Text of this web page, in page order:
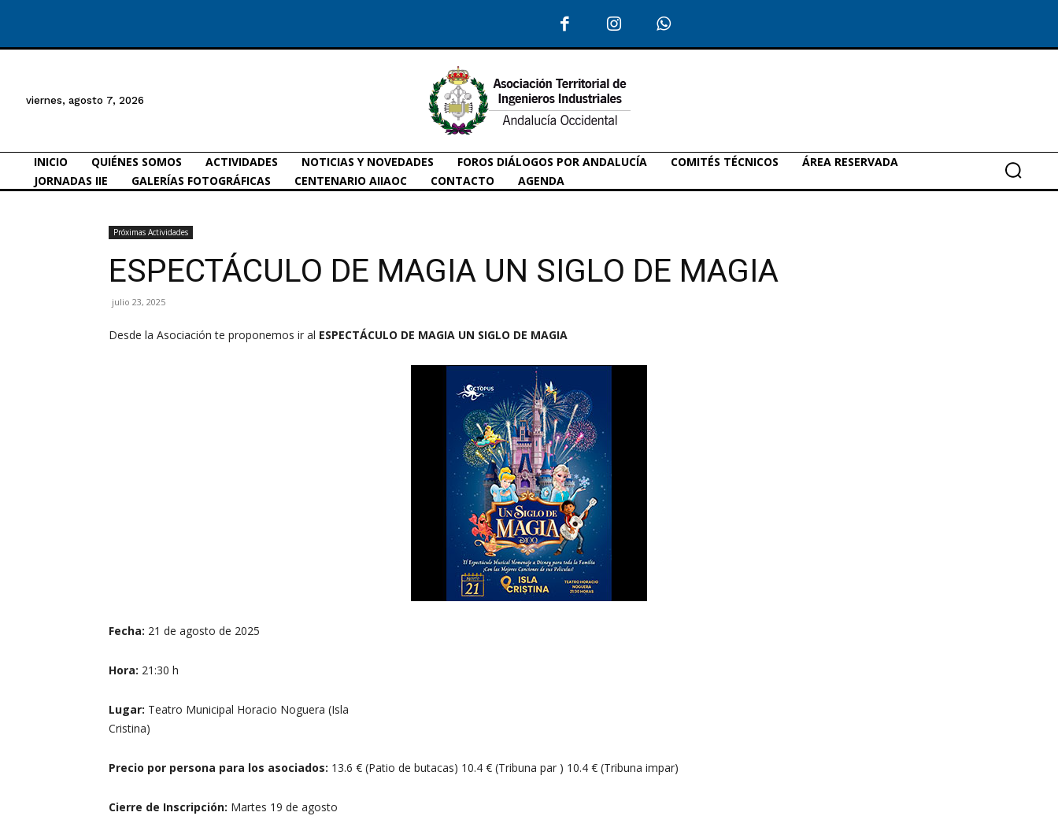
viernes, agosto 7, 2026
INICIO QUIÉNES SOMOS ACTIVIDADES NOTICIAS Y NOVEDADES FOROS DIÁLOGOS POR ANDALUCÍA COMITÉS TÉCNICOS
ÁREA RESERVADA
JORNADAS IIE
GALERÍAS FOTOGRÁFICAS CENTENARIO AIIAOC CONTACTO AGENDA
Próximas Actividades
ESPECTÁCULO DE MAGIA UN SIGLO DE MAGIA
julio 23, 2025
Desde la Asociación te proponemos ir al ESPECTÁCULO DE MAGIA UN SIGLO DE MAGIA
Fecha: 21 de agosto de 2025
Hora: 21:30 h
Lugar: Teatro Municipal Horacio Noguera (Isla
Cristina)
Precio por persona para los asociados: 13.6 € (Patio de butacas) 10.4 € (Tribuna par ) 10.4 € (Tribuna impar)
Cierre de Inscripción: Martes 19 de agosto